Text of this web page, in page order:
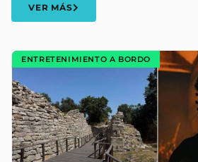
VER MÁS
ENTRETENIMIENTO A BORDO